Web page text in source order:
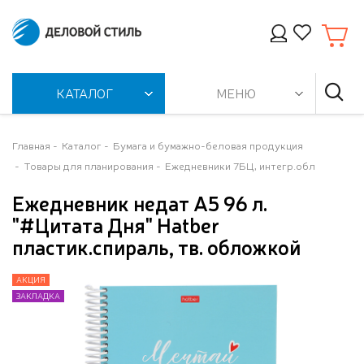
КАТАЛОГ МЕНЮ
Главная Каталог
Бумага и бумажно-беловая продукция
Товары для планирования
Ежедневники 7БЦ, интегр.обл
Ежедневник недат А5 96 л.
"#Цитата Дня" Hatber
пластик.спираль, тв. обложкой
АКЦИЯ
ЗАКЛАДКА
АКЦИЯ
ЗАКЛАДКА
АКЦИЯ
ЗАКЛАДКА
АКЦИЯ
ЗАКЛАДКА
АКЦИЯ
ЗАКЛАДКА
АКЦИЯ
ЗАКЛАДКА
АКЦИЯ
ЗАКЛАДКА
АКЦИЯ
ЗАКЛАДКА
АКЦИЯ
ЗАКЛАДКА
АКЦИЯ
ЗАКЛАДКА